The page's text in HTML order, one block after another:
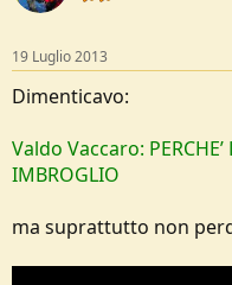
19 Luglio 2013
Dimenticavo:
Valdo Vaccaro: PERCHE’
IMBROGLIO
ma suprattutto non